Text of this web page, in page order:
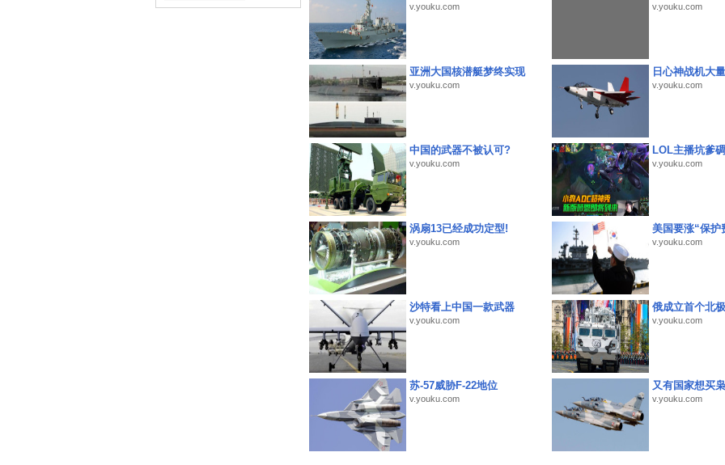
v.youku.com v.youku.com
亚洲大国核潜艇梦终实现
v.youku.com
日心神战机大
v.youku.com
中国的武器不被认可?
v.youku.com
LOL主播坑爹
v.youku.com
涡扇13已经成功定型!
v.youku.com
美国要涨“保护
v.youku.com
沙特看上中国一款武器
v.youku.com
俄成立首个北
v.youku.com
苏-57威胁F-22地位
v.youku.com
又有国家想买
v.youku.com